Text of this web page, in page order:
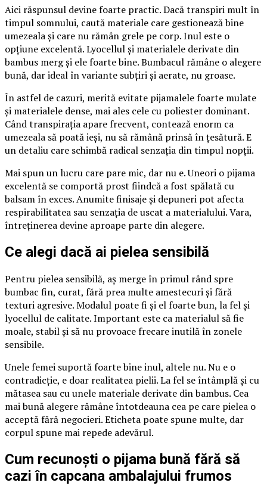
Aici răspunsul devine foarte practic. Dacă transpiri mult în
timpul somnului, caută materiale care gestionează bine
umezeala și care nu rămân grele pe corp. Inul este o
opțiune excelentă. Lyocellul și materialele derivate din
bambus merg și ele foarte bine. Bumbacul rămâne o alegere
bună, dar ideal în variante subțiri și aerate, nu groase.
În astfel de cazuri, merită evitate pijamalele foarte mulate
și materialele dense, mai ales cele cu poliester dominant.
Când transpirația apare frecvent, contează enorm ca
umezeala să poată ieși, nu să rămână prinsă în țesătură. E
un detaliu care schimbă radical senzația din timpul nopții.
Mai spun un lucru care pare mic, dar nu e. Uneori o pijama
excelentă se comportă prost fiindcă a fost spălată cu
balsam în exces. Anumite finisaje și depuneri pot afecta
respirabilitatea sau senzația de uscat a materialului. Vara,
întreținerea devine aproape parte din alegere.
Ce alegi dacă ai pielea sensibilă
Pentru pielea sensibilă, aș merge în primul rând spre
bumbac fin, curat, fără prea multe amestecuri și fără
texturi agresive. Modalul poate fi și el foarte bun, la fel și
lyocellul de calitate. Important este ca materialul să fie
moale, stabil și să nu provoace frecare inutilă în zonele
sensibile.
Unele femei suportă foarte bine inul, altele nu. Nu e o
contradicție, e doar realitatea pielii. La fel se întâmplă și cu
mătasea sau cu unele materiale derivate din bambus. Cea
mai bună alegere rămâne întotdeauna cea pe care pielea o
acceptă fără negocieri. Eticheta poate spune multe, dar
corpul spune mai repede adevărul.
Cum recunoști o pijama bună fără să
cazi în capcana ambalajului frumos